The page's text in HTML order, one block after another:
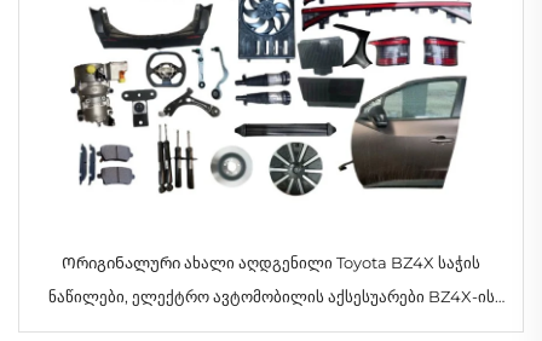
Ორიგინალური ახალი აღდგენილი Toyota BZ4X საჭის
ნაწილები, ელექტრო ავტომობილის აქსესუარები BZ4X-ის
ნაწილებისთვის მარაგში